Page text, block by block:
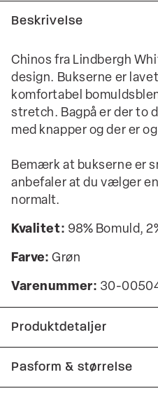
Beskrivelse
Chinos fra Lindbergh
design. Bukserne er
komfortabel
stretch. Bagpå er der to
med knapper og der er
Bemærk at bukserne er
anbefaler at du vælger
normalt.
Kvalitet: 98% Bomuld,
Farve: Grøn
Varenummer: 30-
Produktdetaljer
Lavet med Superflex,
elasticitet og komfort.
Pasform & størrelse